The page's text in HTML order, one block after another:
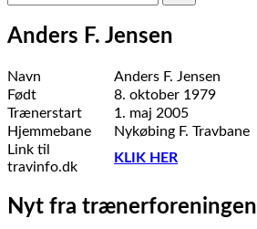
efter:
Anders F. Jensen
Navn
Anders F. Jensen
Født
8. oktober 1979
Trænerstart
1. maj 2005
Hjemmebane
Nykøbing F. Travbane
Link til
travinfo.dk
KLIK HER
Nyt fra trænerforeningen